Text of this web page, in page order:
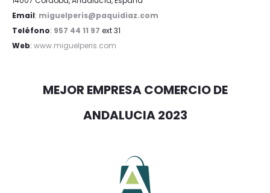
Email: miguelperis@paquidiaz.com
Teléfono: 957 44 11 97 ext 31
Web: www.miguelperis.com
MEJOR EMPRESA COMERCIO DE
ANDALUCIA 2023